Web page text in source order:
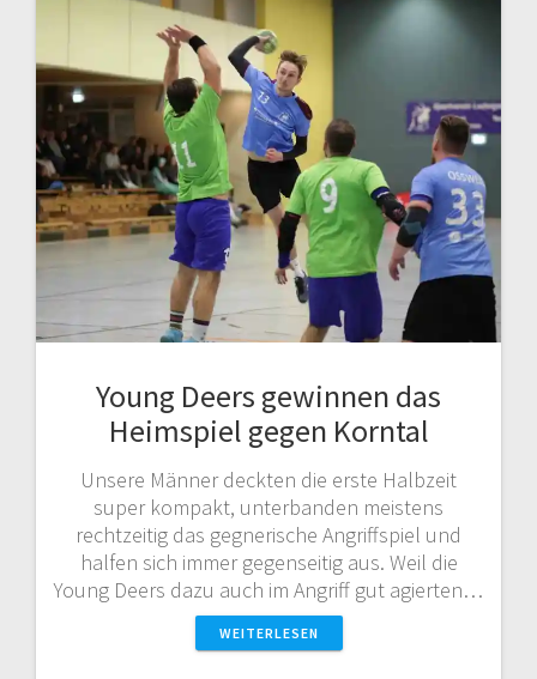
Young Deers gewinnen das
Heimspiel gegen Korntal
Unsere Männer deckten die erste Halbzeit
super kompakt, unterbanden meistens
rechtzeitig das gegnerische Angriffspiel und
halfen sich immer gegenseitig aus. Weil die
Young Deers dazu auch im Angriff gut agierten…
WEITERLESEN